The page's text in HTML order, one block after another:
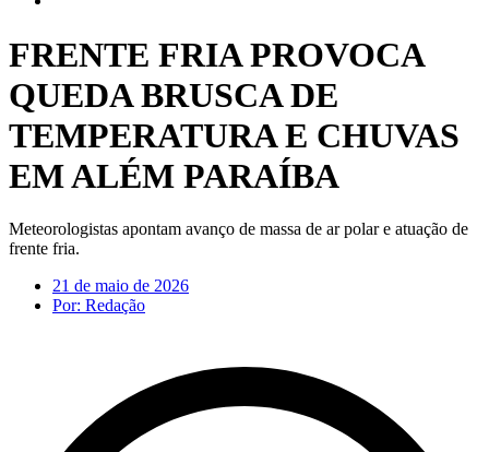
FRENTE FRIA PROVOCA
QUEDA BRUSCA DE
TEMPERATURA E CHUVAS
EM ALÉM PARAÍBA
Meteorologistas apontam avanço de massa de ar polar e atuação de
frente fria.
21 de maio de 2026
Por: Redação